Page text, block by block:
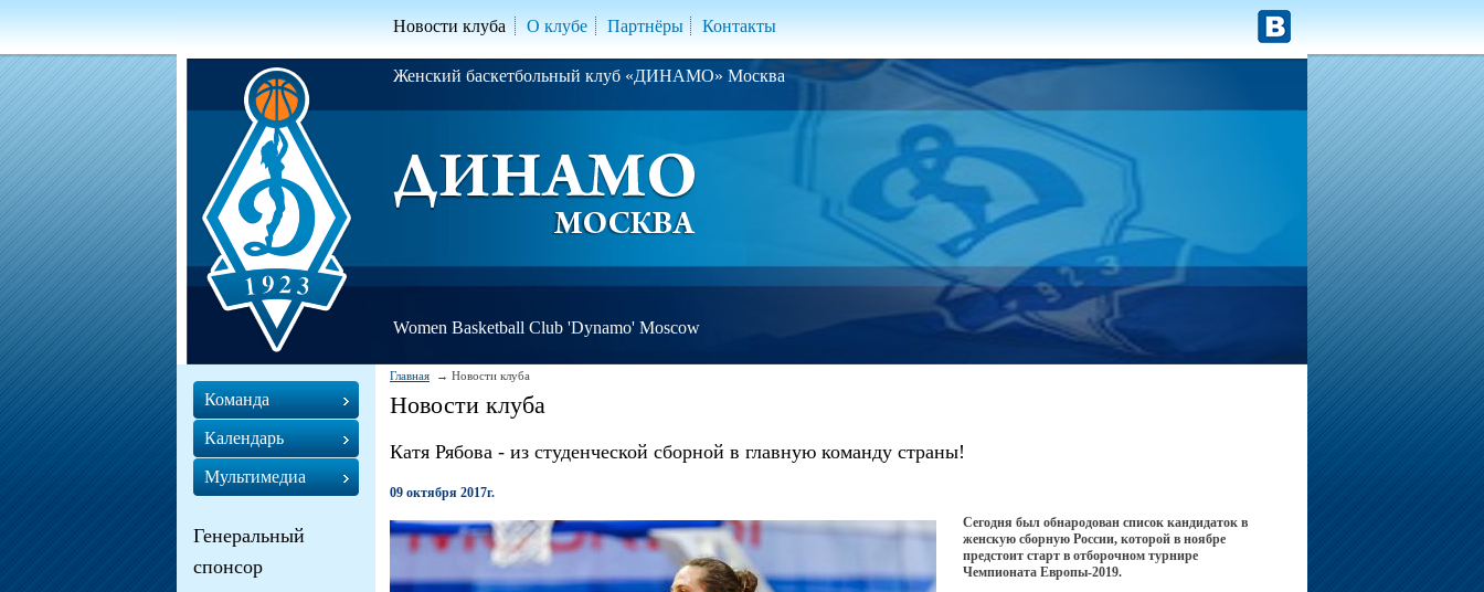
Новости клуба О клубе Партнёры Контакты
Женский баскетбольный клуб «ДИНАМО» Москва
Women Basketball Club 'Dynamo' Moscow
Главная Новости клуба
Новости клуба
Катя Рябова - из студенческой сборной в главную команду страны!
09 октября 2017г.
Сегодня был обнародован список кандидаток в
женскую сборную России, которой в ноябре
предстоит старт в отборочном турнире
Чемпионата Европы-2019.
Команда
Календарь
Мультимедиа
Генеральный
спонсор